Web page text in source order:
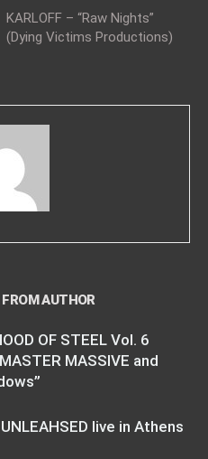
KARLOFF – “Raw Nights”
(Dying Victims Productions)
AUTHOR
OF STEEL Vol. 6
MASSIVE and
live in Athens